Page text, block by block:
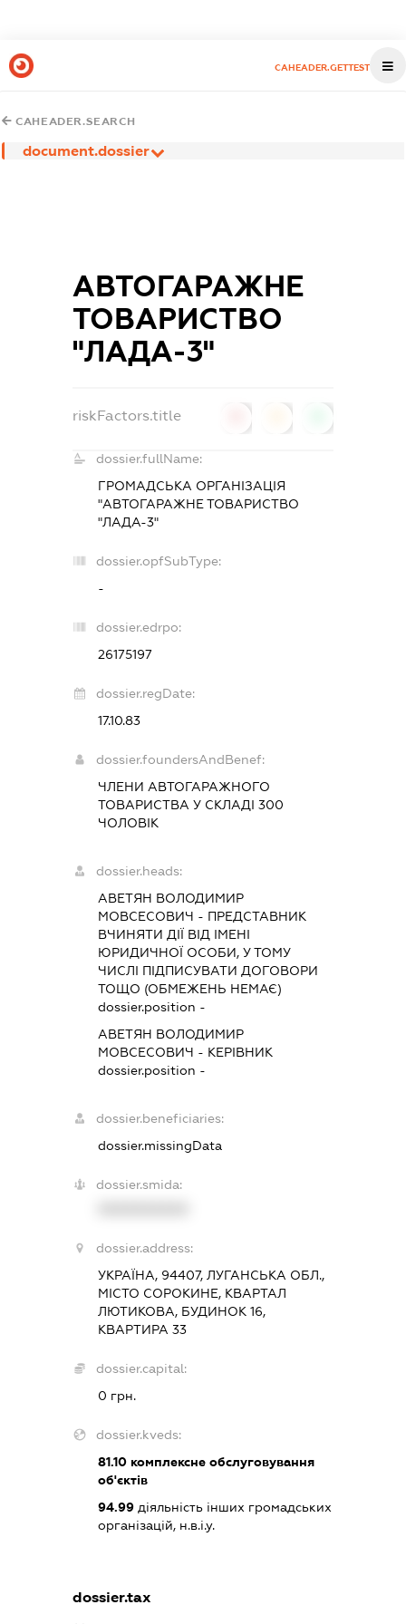
CAHEADER.GETTEST
CAHEADER.SEARCH
document.dossier
АВТОГАРАЖНЕ
ТОВАРИСТВО
"ЛАДА-3"
riskFactors.title
dossier.fullName:
ГРОМАДСЬКА ОРГАНІЗАЦІЯ
"АВТОГАРАЖНЕ ТОВАРИСТВО
"ЛАДА-3"
dossier.opfSubType:
-
dossier.edrpo:
26175197
dossier.regDate:
17.10.83
dossier.foundersAndBenef:
ЧЛЕНИ АВТОГАРАЖНОГО
ТОВАРИСТВА У СКЛАДІ 300
ЧОЛОВІК
dossier.heads:
АВЕТЯН ВОЛОДИМИР
МОВСЕСОВИЧ - ПРЕДСТАВНИК
ВЧИНЯТИ ДІЇ ВІД ІМЕНІ
ЮРИДИЧНОЇ ОСОБИ, У ТОМУ
ЧИСЛІ ПІДПИСУВАТИ ДОГОВОРИ
ТОЩО (ОБМЕЖЕНЬ НЕМАЄ)
dossier.position -
АВЕТЯН ВОЛОДИМИР
МОВСЕСОВИЧ - КЕРІВНИК
dossier.position -
dossier.beneficiaries:
dossier.missingData
dossier.smida:
dossier.address:
УКРАЇНА, 94407, ЛУГАНСЬКА ОБЛ.,
МІСТО СОРОКИНЕ, КВАРТАЛ
ЛЮТИКОВА, БУДИНОК 16,
КВАРТИРА 33
dossier.capital:
0 грн.
dossier.kveds:
81.10 комплексне обслуговування
об'єктів
94.99 діяльність інших громадських
організацій, н.в.і.у.
dossier.tax